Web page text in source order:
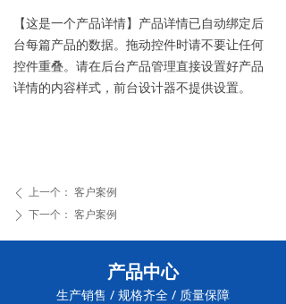
【这是一个产品详情】产品详情已自动绑定后
台每篇产品的数据。拖动控件时请不要让任何
控件重叠。请在后台产品管理直接设置好产品
详情的内容样式，前台设计器不提供设置。
ꄴ 上一个： 客户案例
ꄲ 下一个： 客户案例
产品中心
生产销售 / 规格齐全 / 质量保障